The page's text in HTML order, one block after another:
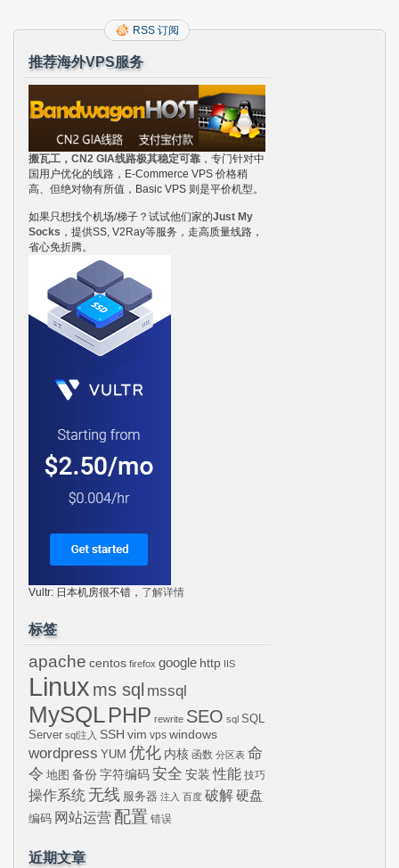
RSS 订阅
推荐海外VPS服务
搬瓦工，CN2 GIA线路极其稳定可靠 ，专门针对中
国用户优化的线路，E-Commerce VPS 价格稍
高、但绝对物有所值，Basic VPS 则是平价机型。
如果只想找个机场/梯子？试试他们家的Just My
Socks ，提供SS, V2Ray等服务，走高质量线路，
省心免折腾。
Vultr: 日本机房很不错， 了解详情
标签
apache centos firefox google http IIS
Linux ms sql mssql
MySQLPHP rewrite SEO sql SQL
Server sql注入 SSH vim vps windows
wordpress YUM 优化 内核 函数 分区表 命
令 地图 备份 字符编码 安全 安装 性能 技巧
操作系统 无线 服务器 注入 百度 破解硬盘
编码 网站运营 配置 错误
近期文章